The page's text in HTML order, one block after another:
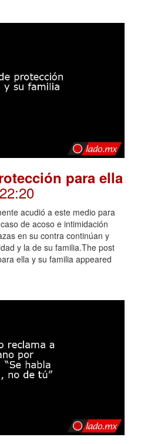
para ella
acudió a este medio para
de acoso e intimidación
en su contra continúan y
y la de su familia.The post
ella y su familia appeared